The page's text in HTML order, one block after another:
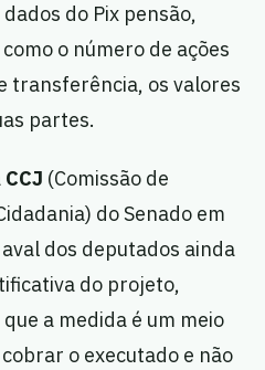
do Pix pensão,
o número de ações
transferência, os valores
partes.
CCJ (Comissão de
do Senado em
dos deputados ainda
do projeto,
a medida é um meio
o executado e não